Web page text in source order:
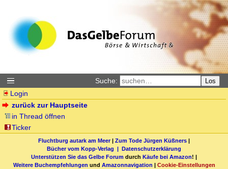
Suche: Los
Login
zurück zur Hauptseite
in Thread öffnen
Ticker
Fluchtburg autark am Meer| Zum Tode Jürgen Küßners |
Bücher vom Kopp-Verlag | Datenschutzerklärung
Unterstützen Sie das Gelbe Forum durch Käufe bei Amazon! |
Weitere Buchempfehlungen und Amazonnavigation | Cookie-Einstellungen